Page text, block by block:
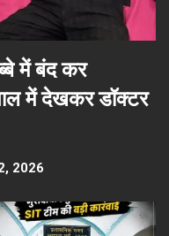
में बंद कर
में देखकर डॉक्टर
2026